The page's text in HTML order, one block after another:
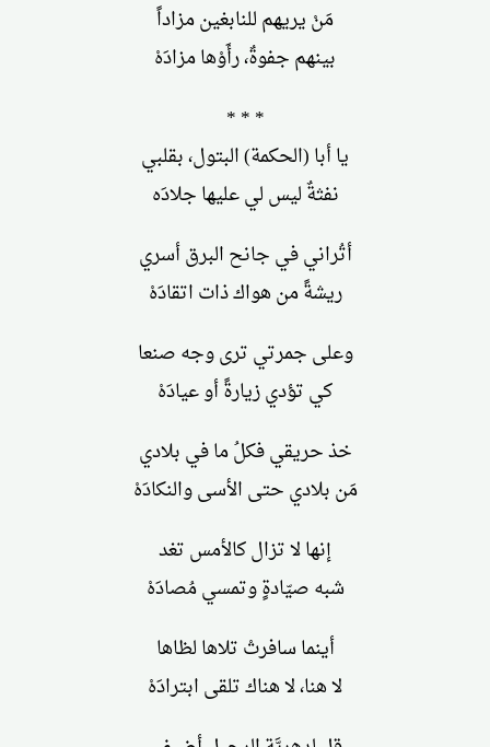
مَنْ يريهم للنابغين مزاداً
بينهم جفوةٌ، رأَوْها مزادَهْ
* * *
يا أبا (الحكمة) البتول، بقلبي
نفثةٌ ليس لي عليها جلادَه
أتُراني في جانح البرق أسري
ريشةً من هواك ذات اتقادَهْ
وعلى جمرتي ترى وجه صنعا
كي تؤدي زيارةً أو عيادَهْ
خذ حريقي فكلُ ما في بلادي
مَن بلادي حتى الأسى والنكادَهْ
إنها لا تزال كالأمس تغد
شبه صيّادةٍ وتمسي مُصادَهْ
أينما سافرتْ تلاها لظاها
لا هنا، لا هناك تلقى ابترادَهْ